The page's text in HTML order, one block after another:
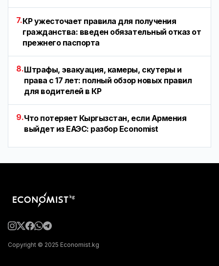
7.КР ужесточает правила для получения
гражданства: введен обязательный отказ от
прежнего паспорта
8.Штрафы, эвакуация, камеры, скутеры и
права с 17 лет: полный обзор новых правил
для водителей в КР
9.Что потеряет Кыргызстан, если Армения
выйдет из ЕАЭС: разбор Economist
Copyright © 2025 Economist.kg